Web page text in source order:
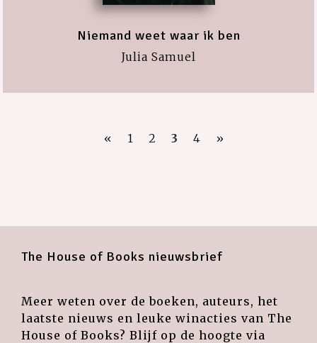
Niemand weet waar ik ben
Julia Samuel
« 1 2 3 4 »
The House of Books nieuwsbrief
Meer weten over de boeken, auteurs, het
laatste nieuws en leuke winacties van The
House of Books? Blijf op de hoogte via